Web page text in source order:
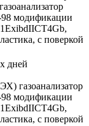
модификации
с поверкой
дней